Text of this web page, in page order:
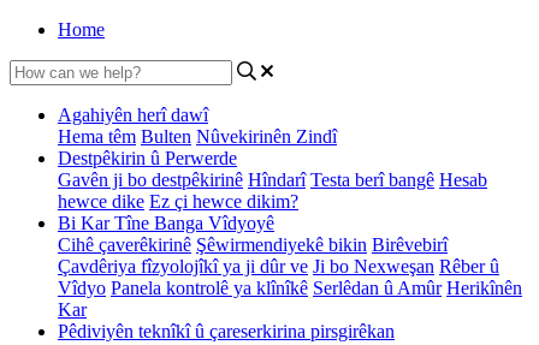
Home
Agahiyên herî dawî
Hema têm Bulten Nûvekirinên Zindî
Destpêkirin û Perwerde
Gavên ji bo destpêkirinê Hîndarî Testa berî bangê Hesab
hewce dike Ez çi hewce dikim?
Bi Kar Tîne Banga Vîdyoyê
Cihê çaverêkirinê Şêwirmendiyekê bikin Birêvebirî
Çavdêriya fîzyolojîkî ya ji dûr ve Ji bo Nexweşan Rêber û
Vîdyo Panela kontrolê ya klînîkê Serlêdan û Amûr Herikînên
Kar
Pêdiviyên teknîkî û çareserkirina pirsgirêkan